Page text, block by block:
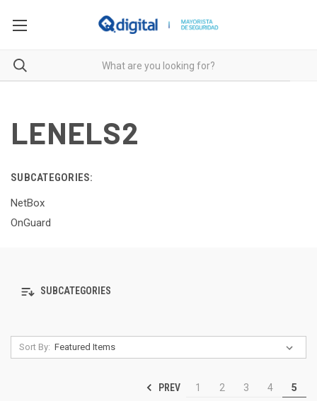
LENELS2
SUBCATEGORIES:
NetBox
OnGuard
SUBCATEGORIES
Sort By:
PREV 1 2 3 4 5